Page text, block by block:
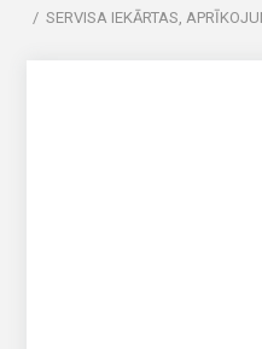
SERVISA IEKĀRTAS,